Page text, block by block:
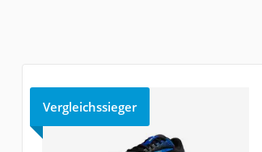
Vergleichssieger